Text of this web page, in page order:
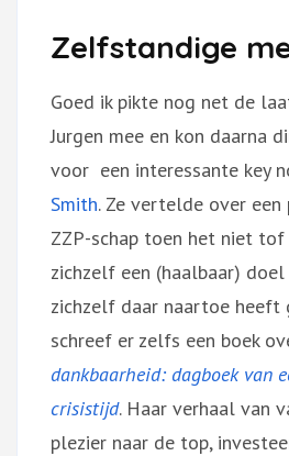
Zelfstandige
Goed ik pikte nog net de
Jurgen mee en kon daarna
voor een interessante key
Smith. Ze vertelde over een
ZZP-schap toen het niet
zichzelf een (haalbaar)
zichzelf daar naartoe heeft
schreef er zelfs een boek
dankbaarheid: dagboek van
crisistijd. Haar verhaal van
plezier naar de top,